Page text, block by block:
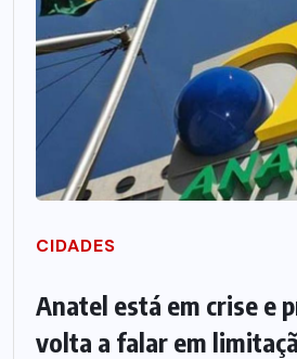
CIDADES
Anatel está em crise e
volta a falar em